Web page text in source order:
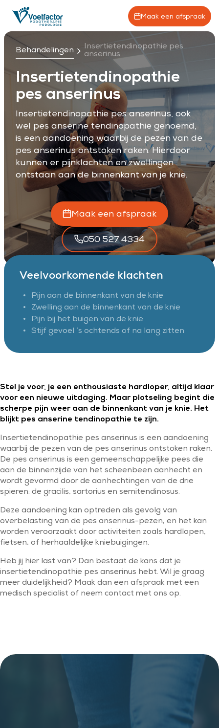
Maak een afspraak
Behandelingen
Insertietendinopathie pes
anserinus
Insertietendinopathie
pes anserinus
Insertietendinopathie pes anserinus, ook
wel pes anserine tendinopathie genoemd,
is een aandoening waarbij de pezen van de
pes anserinus ontstoken raken. Hierdoor
kunnen er pijnklachten en zwellingen
ontstaan aan de binnenkant van je knie.
Maak een afspraak
050 527 4334
Veelvoorkomende klachten
Pijn aan de binnenkant van de knie
Zwelling aan de binnenkant van de knie
Pijn bij het buigen van de knie
Stijf gevoel ‘s ochtends of na lang zitten
Stel je voor, je een enthousiaste hardloper, altijd klaar
voor een nieuwe uitdaging. Maar plotseling begint die
scherpe pijn weer aan de binnenkant van je knie. Het
blijkt pes anserine tendinopathie te zijn.
Insertietendinopathie pes anserinus is een aandoening
waarbij de pezen van de pes anserinus ontstoken raken.
De pes anserinus is een gemeenschappelijke pees die
aan de binnenzijde van het scheenbeen aanhecht en
wordt gevormd door de aanhechtingen van de drie
spieren: de gracilis, sartorius en semitendinosus.
Deze aandoening kan optreden als gevolg van
overbelasting van de pes anserinus-pezen, en het kan
worden veroorzaakt door activiteiten zoals hardlopen,
fietsen, of herhaaldelijke kniebuigingen.
Heb jij hier last van? Dan bestaat de kans dat je
insertietendinopathie pes anserinus hebt. Wil je graag
meer duidelijkheid? Maak dan een afspraak met een
medisch specialist of neem contact met ons op.